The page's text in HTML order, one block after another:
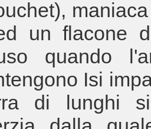
un flacone
quando
Isi
di lunghi